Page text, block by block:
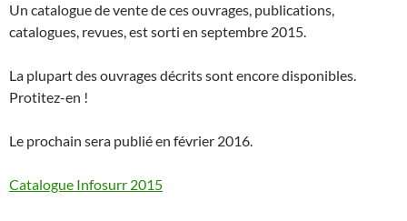
Un catalogue de vente de ces ouvrages, publications,
catalogues, revues, est sorti en septembre 2015.
La plupart des ouvrages décrits sont encore disponibles.
Protitez-en !
Le prochain sera publié en février 2016.
Catalogue Infosurr 2015